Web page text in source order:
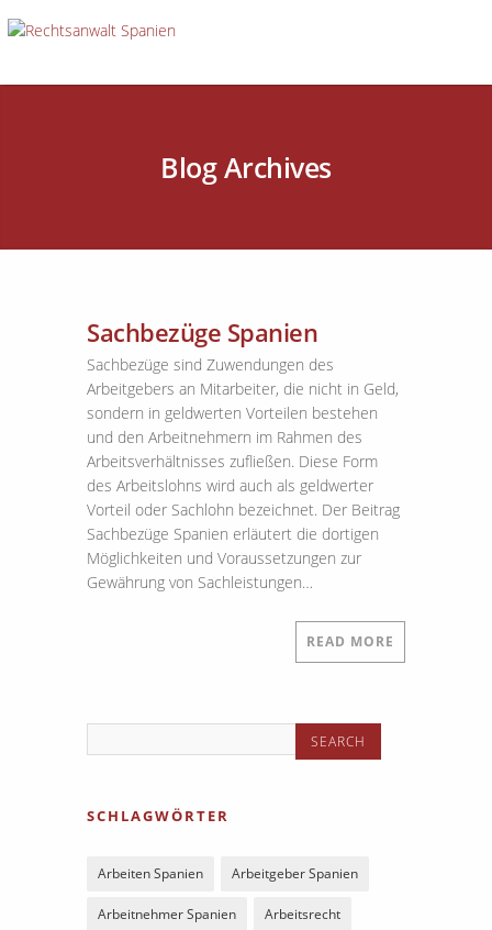
Blog Archives
Sachbezüge Spanien
Sachbezüge sind Zuwendungen des
Arbeitgebers an Mitarbeiter, die nicht in Geld,
sondern in geldwerten Vorteilen bestehen
und den Arbeitnehmern im Rahmen des
Arbeitsverhältnisses zufließen. Diese Form
des Arbeitslohns wird auch als geldwerter
Vorteil oder Sachlohn bezeichnet. Der Beitrag
Sachbezüge Spanien erläutert die dortigen
Möglichkeiten und Voraussetzungen zur
Gewährung von Sachleistungen…
READ MORE
SCHLAGWÖRTER
Arbeiten Spanien Arbeitgeber Spanien
Arbeitnehmer Spanien Arbeitsrecht